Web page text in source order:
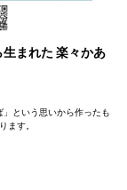
生まれた 楽々かあ
という思いから作ったも
ます。